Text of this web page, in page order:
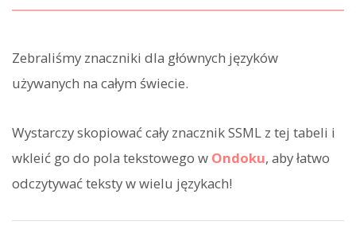
Zebraliśmy znaczniki dla głównych języków
używanych na całym świecie.
Wystarczy skopiować cały znacznik SSML z tej tabeli i
wkleić go do pola tekstowego w Ondoku, aby łatwo
odczytywać teksty w wielu językach!